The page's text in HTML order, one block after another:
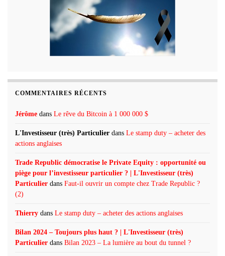
COMMENTAIRES RÉCENTS
Jérôme dans Le rêve du Bitcoin à 1 000 000 $
L'Investisseur (très) Particulier dans Le stamp duty – acheter des
actions anglaises
Trade Republic démocratise le Private Equity : opportunité ou
piège pour l’investisseur particulier ? | L'Investisseur (très)
Particulier dans Faut-il ouvrir un compte chez Trade Republic ?
(2)
Thierry dans Le stamp duty – acheter des actions anglaises
Bilan 2024 – Toujours plus haut ? | L'Investisseur (très)
Particulier dans Bilan 2023 – La lumière au bout du tunnel ?